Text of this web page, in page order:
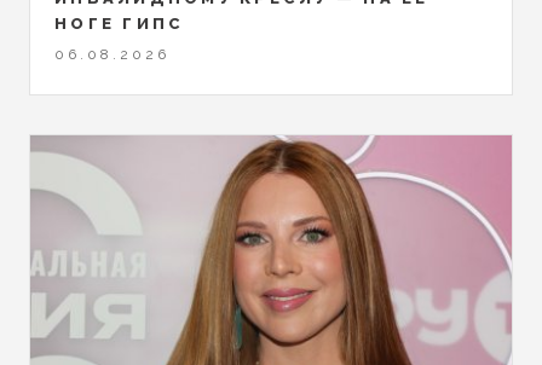
НОГЕ ГИПС
06.08.2026